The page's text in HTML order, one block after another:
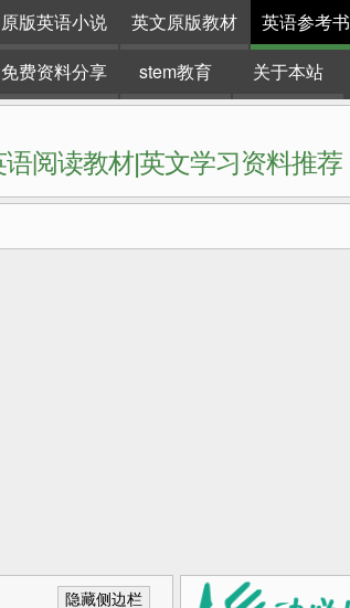
原版英语小说 英文原版教材 英语参考书
免费资料分享 stem教育 关于本站
阅读教材|英文学习资料推荐
隐藏侧边栏